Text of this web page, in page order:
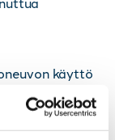
käyttö